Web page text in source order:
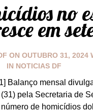
no
em
ONOUTUBRO 31, 2024
IN NOTICIAS DF
Balanço mensal
pela Secretaria de
de homicídios